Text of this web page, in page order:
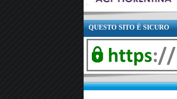
QUESTO SITO È SICURO